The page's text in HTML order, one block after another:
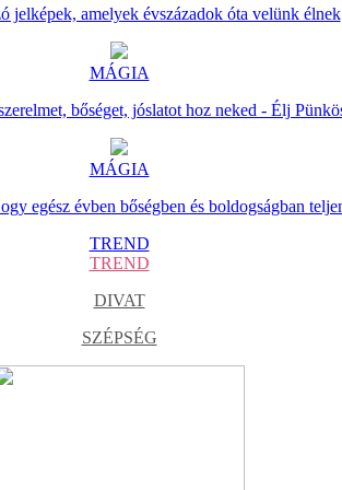
jelképek, amelyek évszázadok óta velünk élnek
MÁGIA
bőséget, jóslatot hoz neked - Élj
MÁGIA
egész évben bőségben és boldogságban
TREND
TREND
DIVAT
SZÉPSÉG